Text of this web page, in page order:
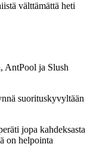
välttämättä heti
AntPool ja Slush
suorituskyvyltään
jopa kahdeksasta
on helpointa